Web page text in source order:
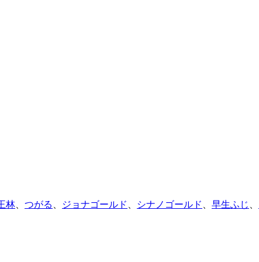
林 つがる ジョナゴールド シナノゴールド 早生ふじ